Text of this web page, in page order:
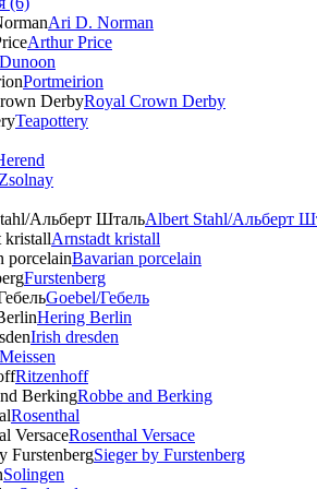
Ari D. Norman
Arthur Price
Dunoon
Portmeirion
Royal Crown Derby
Teapottery
Zsolnay
Albert Stahl/Альбеpт
Arnstadt kristall
Bavarian porcelain
Furstenberg
Goebel/Гебель
Hering Berlin
Irish dresden
Meissen
Ritzenhoff
Robbe and Berking
Rosenthal
Rosenthal Versace
Sieger by Furstenberg
Solingen